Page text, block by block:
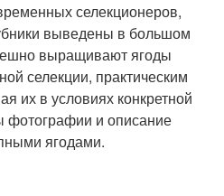
селекционеров,
выведены в большом
выращивают ягоды
селекции, практическим
их в условиях конкретной
фотографии и описание
ягодами.